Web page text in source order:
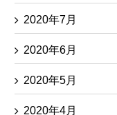
2020年7月
2020年6月
2020年5月
2020年4月